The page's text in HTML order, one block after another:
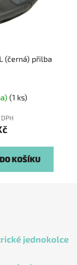
(černá) přilba
(1 ks)
DO KOŠÍKU
jednokolce